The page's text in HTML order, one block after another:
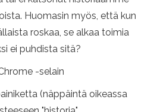
Huomasin myös, että kun
roskaa, se alkaa toimia
ei puhdista sitä?
-selain
(näppäintä oikeassa